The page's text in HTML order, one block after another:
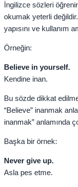
İngilizce sözleri
okumak yeterli
yapısını ve kullanım
Örneğin:
Believe in yourself.
Kendine inan.
Bu sözde dikkat
“Believe” inanmak
inanmak” anlamında
Başka bir örnek:
Never give up.
Asla pes etme.